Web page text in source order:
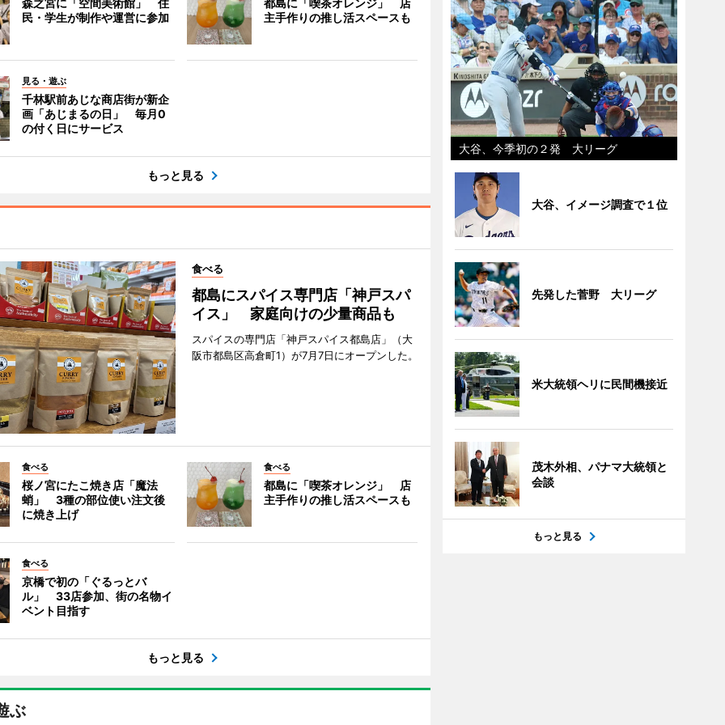
森之宮に「空間美術館」 住
民・学生が制作や運営に参加
都島に「喫茶オレンジ」 店
主手作りの推し活スペースも
見る・遊ぶ
千林駅前あじな商店街が新企
画「あじまるの日」 毎月0
の付く日にサービス
もっと見る
食べる
都島にスパイス専門店「神戸スパ
イス」 家庭向けの少量商品も
スパイスの専門店「神戸スパイス都島店」（大
阪市都島区高倉町1）が7月7日にオープンした。
食べる
桜ノ宮にたこ焼き店「魔法
蛸」 3種の部位使い注文後
に焼き上げ
食べる
都島に「喫茶オレンジ」 店
主手作りの推し活スペースも
食べる
京橋で初の「ぐるっとバ
ル」 33店参加、街の名物イ
ベント目指す
もっと見る
ぶ
大谷、今季初の２発 大リーグ
大谷、イメージ調査で１位
先発した菅野 大リーグ
米大統領ヘリに民間機接近
茂木外相、パナマ大統領と
会談
もっと見る